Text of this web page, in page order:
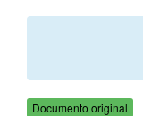
Documento original